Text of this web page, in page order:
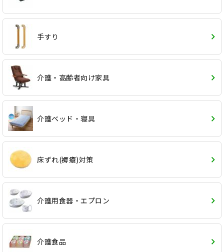
手すり
介護・高齢者向け家具
介護ベッド・寝具
床ずれ(褥瘡)対策
介護用食器・エプロン
介護食品